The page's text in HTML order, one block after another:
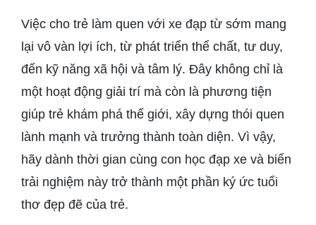
Việc cho trẻ làm quen với xe đạp từ sớm mang
lại vô vàn lợi ích, từ phát triển thể chất, tư duy,
đến kỹ năng xã hội và tâm lý. Đây không chỉ là
một hoạt động giải trí mà còn là phương tiện
giúp trẻ khám phá thế giới, xây dựng thói quen
lành mạnh và trưởng thành toàn diện. Vì vậy,
hãy dành thời gian cùng con học đạp xe và biến
trải nghiệm này trở thành một phần ký ức tuổi
thơ đẹp đẽ của trẻ.